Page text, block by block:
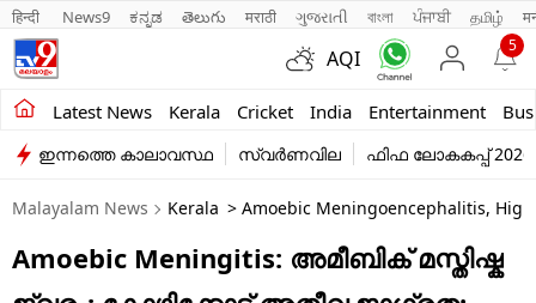
हिन्दी News9 ಕನ್ನಡ తెలుగు मराठी ગુજરાતી বাংলা ਪੰਜਾਬੀ தமிழ்
AQI
5
Latest News Kerala Cricket India Entertainment
Kerala
India
Entertainment
Business
ഇന്നത്തെ കാലാവസ്ഥ സ്വർണവില ഫിഫ ലോകകപ്പ് 2026
Malayalam News Kerala > Amoebic Meningoencephalitis,
Amoebic Meningitis: അമീബിക് മസ്തിഷ്ക